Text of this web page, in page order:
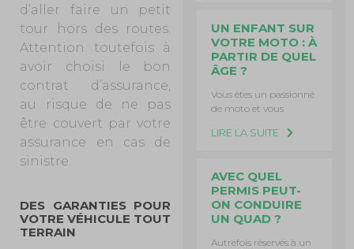
d’aller faire un petit
tour hors des routes.
Attention toutefois à
avoir choisi le bon
contrat d’assurance,
au risque de ne pas
être couvert par votre
assurance en cas de
sinistre.
DES GARANTIES POUR
VOTRE VÉHICULE TOUT
TERRAIN
UN ENFANT SUR
VOTRE MOTO : À
PARTIR DE QUEL
ÂGE ?
Vous êtes un passionné
de moto et vous
LIRE LA SUITE
AVEC QUEL
PERMIS PEUT-
ON CONDUIRE
UN QUAD ?
Autrefois réservés à un